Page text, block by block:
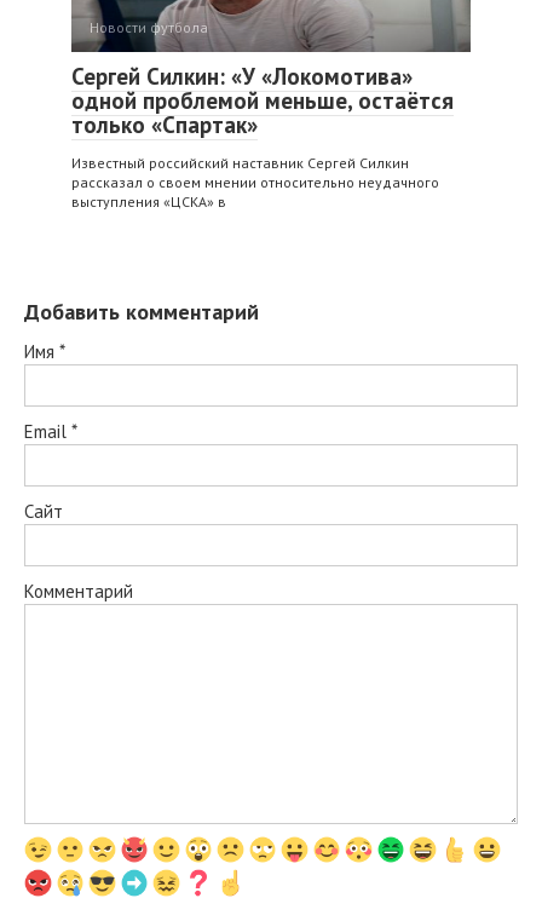
Новости футбола
Сергей Силкин: «У «Локомотива»
одной проблемой меньше, остаётся
только «Спартак»
Известный российский наставник Сергей Силкин
рассказал о своем мнении относительно неудачного
выступления «ЦСКА» в
Добавить комментарий
Имя *
Email *
Сайт
Комментарий